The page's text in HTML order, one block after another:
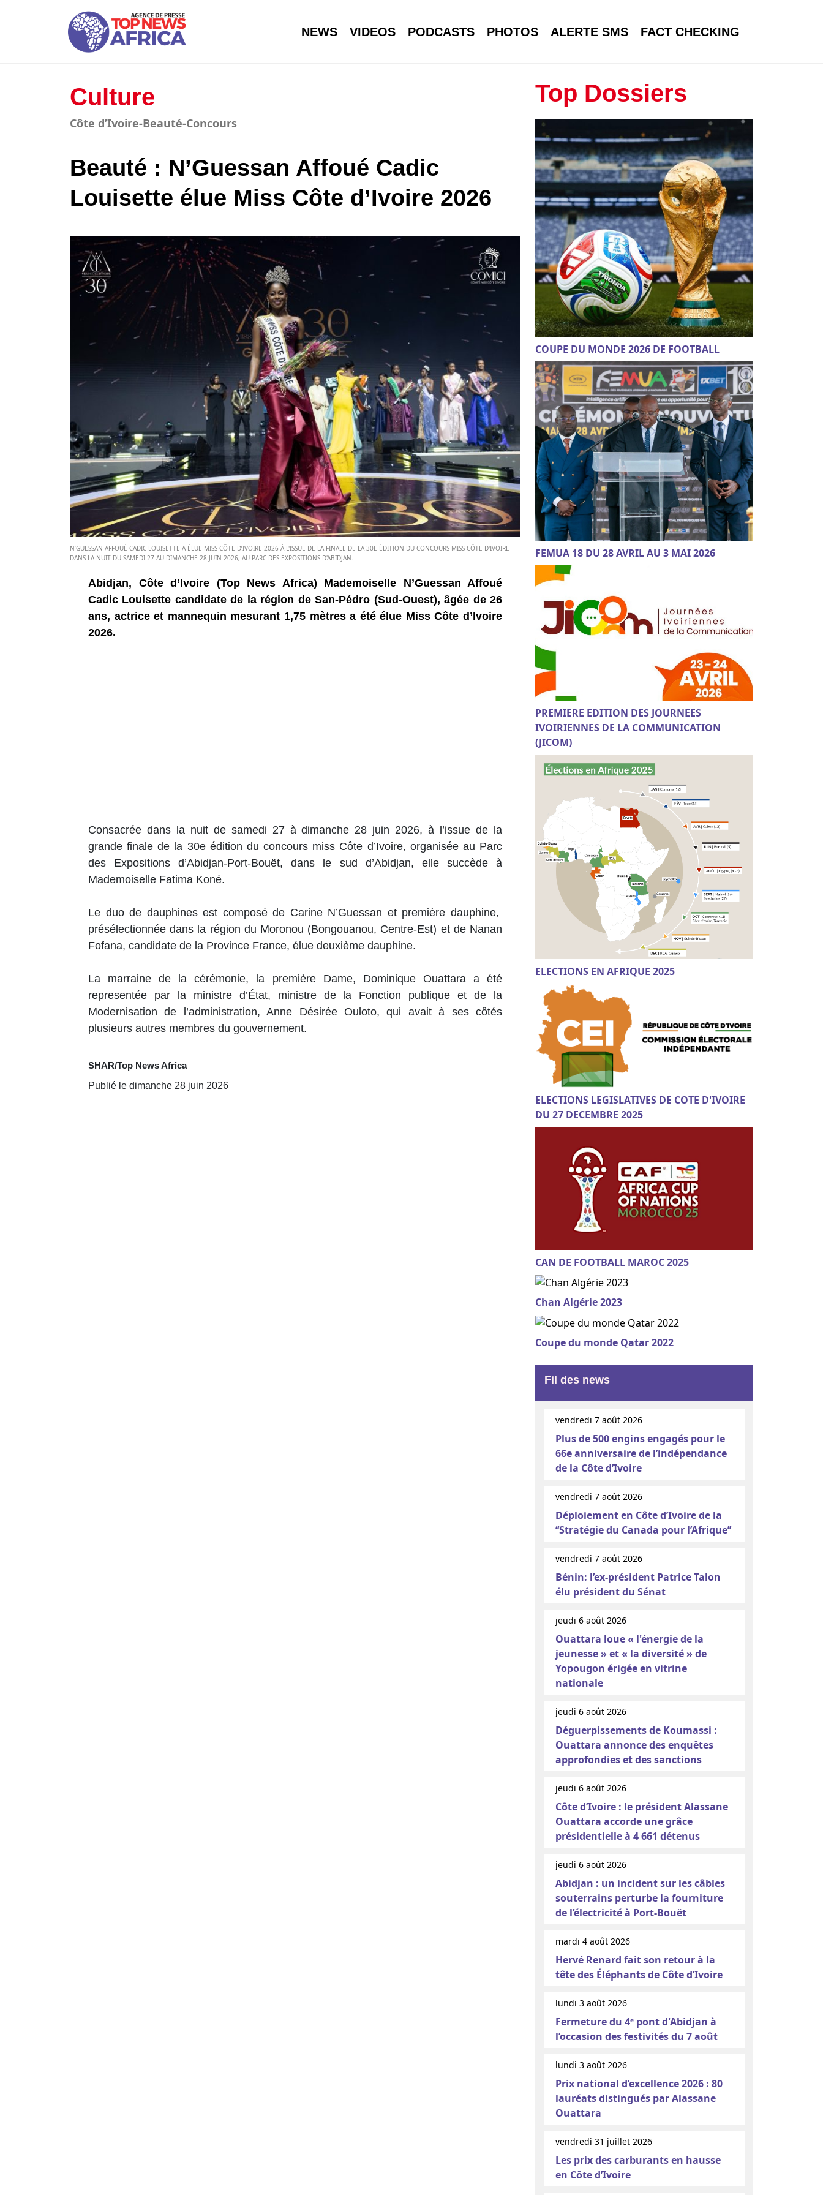
NEWS VIDEOS PODCASTS PHOTOS ALERTE SMS FACT CHECKING
Culture
Côte d’Ivoire-Beauté-Concours
Beauté : N’Guessan Affoué Cadic
Louisette élue Miss Côte d’Ivoire 2026
N’GUESSAN AFFOUÉ CADIC LOUISETTE A ÉLUE MISS CÔTE D’IVOIRE 2026 À L'ISSUE DE LA FINALE DE LA 30E ÉDITION DU CONCOURS MISS CÔTE D'IVOIRE
DANS LA NUIT DU SAMEDI 27 AU DIMANCHE 28 JUIN 2026, AU PARC DES EXPOSITIONS D'ABIDJAN.
Abidjan, Côte d’Ivoire (Top News Africa) Mademoiselle N’Guessan Affoué
Cadic Louisette candidate de la région de San-Pédro (Sud-Ouest), âgée de 26
ans, actrice et mannequin mesurant 1,75 mètres a été élue Miss Côte d’Ivoire
2026.
Consacrée dans la nuit de samedi 27 à dimanche 28 juin 2026, à l’issue de la
grande finale de la 30e édition du concours miss Côte d’Ivoire, organisée au Parc
des Expositions d’Abidjan-Port-Bouët, dans le sud d’Abidjan, elle succède à
Mademoiselle Fatima Koné.
Le duo de dauphines est composé de Carine N’Guessan et première dauphine,
présélectionnée dans la région du Moronou (Bongouanou, Centre-Est) et de Nanan
Fofana, candidate de la Province France, élue deuxième dauphine.
La marraine de la cérémonie, la première Dame, Dominique Ouattara a été
representée par la ministre d’État, ministre de la Fonction publique et de la
Modernisation de l’administration, Anne Désirée Ouloto, qui avait à ses côtés
plusieurs autres membres du gouvernement.
SHAR/Top News Africa
Publié le dimanche 28 juin 2026
Top Dossiers
COUPE DU MONDE 2026 DE FOOTBALL
FEMUA 18 DU 28 AVRIL AU 3 MAI 2026
PREMIERE EDITION DES JOURNEES
IVOIRIENNES DE LA COMMUNICATION
(JICOM)
ELECTIONS EN AFRIQUE 2025
ELECTIONS LEGISLATIVES DE COTE D'IVOIRE
DU 27 DECEMBRE 2025
CAN DE FOOTBALL MAROC 2025
Chan Algérie 2023
Coupe du monde Qatar 2022
Fil des news
vendredi 7 août 2026
Plus de 500 engins engagés pour le
66e anniversaire de l’indépendance
de la Côte d’Ivoire
vendredi 7 août 2026
Déploiement en Côte d’Ivoire de la
‘‘Stratégie du Canada pour l’Afrique’’
vendredi 7 août 2026
Bénin: l’ex-président Patrice Talon
élu président du Sénat
jeudi 6 août 2026
Ouattara loue « l'énergie de la
jeunesse » et « la diversité » de
Yopougon érigée en vitrine
nationale
jeudi 6 août 2026
Déguerpissements de Koumassi :
Ouattara annonce des enquêtes
approfondies et des sanctions
jeudi 6 août 2026
Côte d’Ivoire : le président Alassane
Ouattara accorde une grâce
présidentielle à 4 661 détenus
jeudi 6 août 2026
Abidjan : un incident sur les câbles
souterrains perturbe la fourniture
de l’électricité à Port-Bouët
mardi 4 août 2026
Hervé Renard fait son retour à la
tête des Éléphants de Côte d’Ivoire
lundi 3 août 2026
Fermeture du 4ᵉ pont d'Abidjan à
l’occasion des festivités du 7 août
lundi 3 août 2026
Prix national d’excellence 2026 : 80
lauréats distingués par Alassane
Ouattara
vendredi 31 juillet 2026
Les prix des carburants en hausse
en Côte d’Ivoire